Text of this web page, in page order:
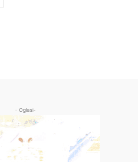
sajt:
- Oglasi-